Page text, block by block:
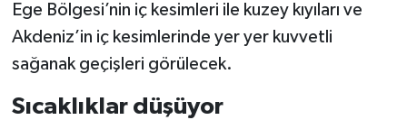
Ege Bölgesi’nin iç kesimleri ile kuzey kıyıları ve
Akdeniz’in iç kesimlerinde yer yer kuvvetli
sağanak geçişleri görülecek.
Sıcaklıklar düşüyor